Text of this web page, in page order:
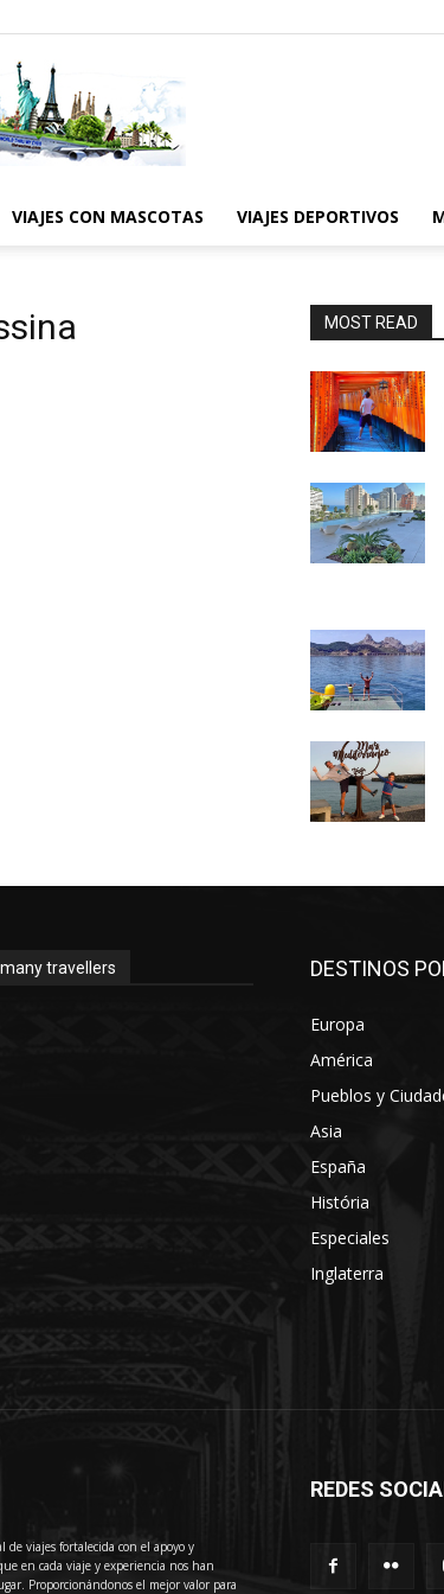
VIAJES CON MASCOTAS VIAJES DEPORTIVOS
MOST READ
many travellers DESTINOS
Europa
América
Pueblos y
Asia
España
História
Especiales
Inglaterra
de viajes fortalecida con el apoyo y
en cada viaje y experiencia nos han
Proporcionándonos el mejor valor para
REDES